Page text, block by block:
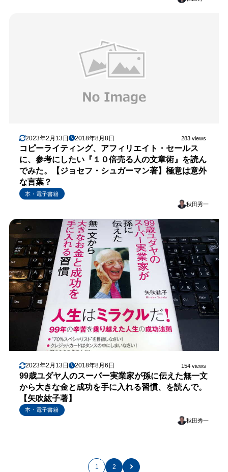
2023年2月13日 2018年8月8日 283 views
コピーライティング、アフィリエイト・セールス
に、参考にしたい『１０倍売る人の文章術』を読ん
でみた。【ジョセフ・シュガーマン著】極意は意外
な言葉？
本・電子書籍
秋田秀一
2023年2月13日 2018年8月6日 154 views
99歳ユダヤ人のスーパー実業家が孫に伝えた無一文
から大きな金と成功を手に入れる習慣、を読んで。
【矢吹紘子著】
本・電子書籍
秋田秀一
1 2